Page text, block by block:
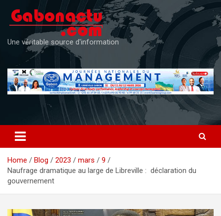
content
Une véritable source d'information
Home Blog 2023 mars
9
Naufrage dramatique au large de Libreville : déclaration du
gouvernement